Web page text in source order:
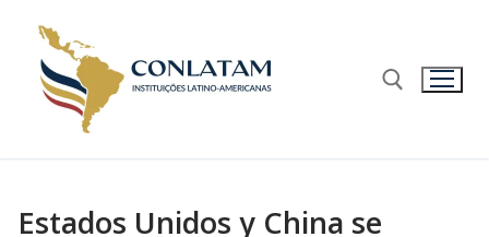
Estados Unidos y China se